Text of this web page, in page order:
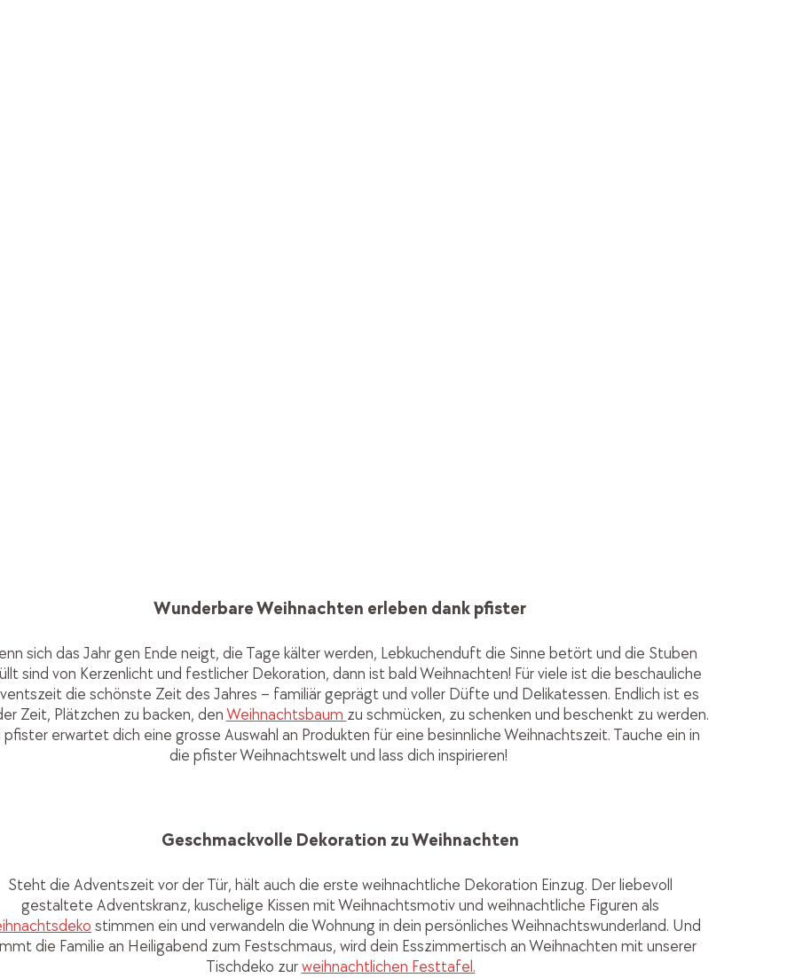
Wunderbare Weihnachten erleben dank pfister
sich das Jahr gen Ende neigt, die Tage kälter werden, Lebkuchenduft die Sinne betört und die Stuben
sind von Kerzenlicht und festlicher Dekoration, dann ist bald Weihnachten! Für viele ist die beschauliche
die schönste Zeit des Jahres – familiär geprägt und voller Düfte und Delikatessen. Endlich ist es
Zeit, Plätzchen zu backen, denWeihnachtsbaum zu schmücken, zu schenken und beschenkt zu werden.
pfister erwartet dich eine grosse Auswahl an Produkten für eine besinnliche Weihnachtszeit. Tauche ein in
die pfister Weihnachtswelt und lass dich inspirieren!
Geschmackvolle Dekoration zu Weihnachten
Steht die Adventszeit vor der Tür, hält auch die erste weihnachtliche Dekoration Einzug. Der liebevoll
gestaltete Adventskranz, kuschelige Kissen mit Weihnachtsmotiv und weihnachtliche Figuren als
stimmen ein und verwandeln die Wohnung in dein persönliches Weihnachtswunderland. Und
die Familie an Heiligabend zum Festschmaus, wird dein Esszimmertisch an Weihnachten mit unserer
Tischdeko zurweihnachtlichen Festtafel.